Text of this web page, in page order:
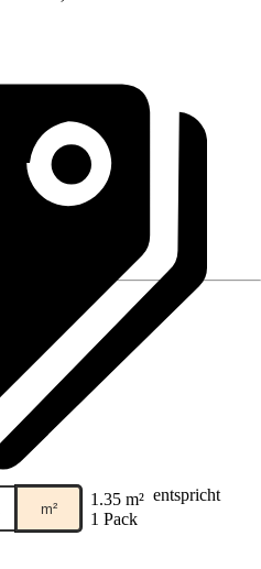
m² 1.35 m² entspricht
1 Pack